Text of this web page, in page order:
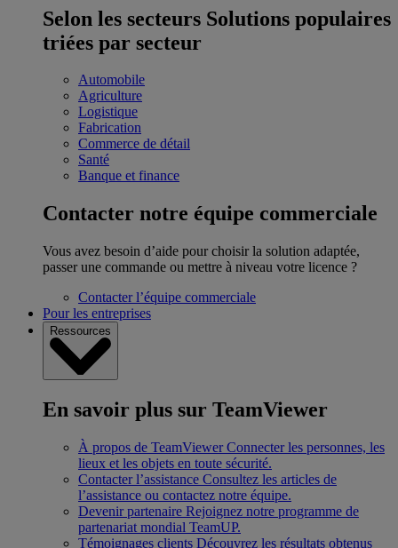
Selon les secteurs Solutions populaires
triées par secteur
Automobile
Agriculture
Logistique
Fabrication
Commerce de détail
Santé
Banque et finance
Contacter notre équipe commerciale
Vous avez besoin d’aide pour choisir la solution adaptée,
passer une commande ou mettre à niveau votre licence ?
Contacter l’équipe commerciale
Pour les entreprises
Ressources
En savoir plus sur TeamViewer
À propos de TeamViewer Connecter les personnes, les
lieux et les objets en toute sécurité.
Contacter l’assistance Consultez les articles de
l’assistance ou contactez notre équipe.
Devenir partenaire Rejoignez notre programme de
partenariat mondial TeamUP.
Témoignages clients Découvrez les résultats obtenus